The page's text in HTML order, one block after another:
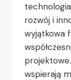
rozwój i
wyjątkowa
wspierają